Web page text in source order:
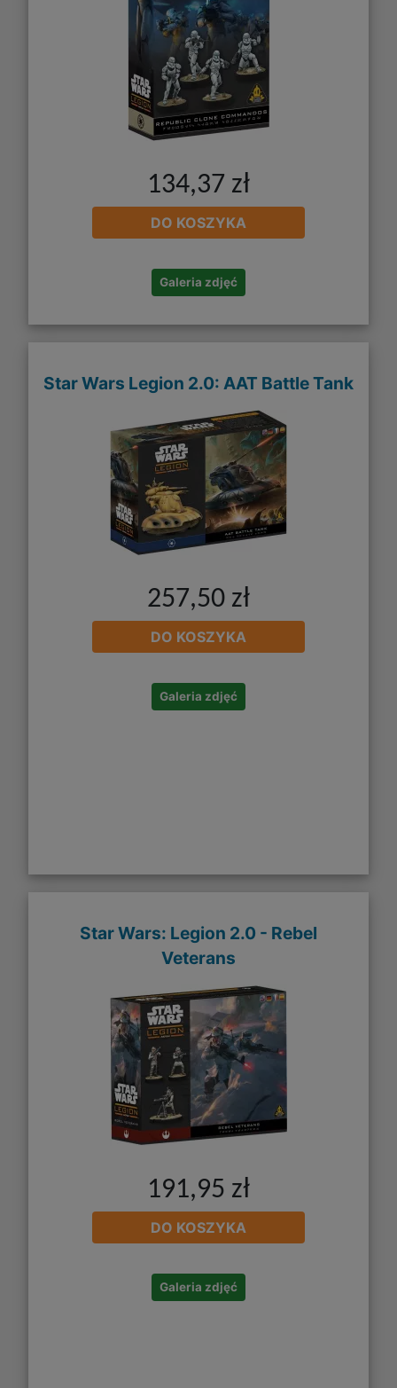
134,37 zł
DO KOSZYKA
Galeria zdjęć
Star Wars Legion 2.0: AAT Battle Tank
257,50 zł
DO KOSZYKA
Galeria zdjęć
Star Wars: Legion 2.0 - Rebel
Veterans
191,95 zł
DO KOSZYKA
Galeria zdjęć